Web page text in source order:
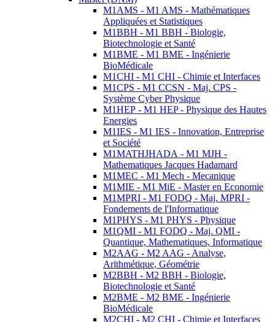
M1AMS - M1 AMS - Mathématiques
Appliquées et Statistiques
M1BBH - M1 BBH - Biologie,
Biotechnologie et Santé
M1BME - M1 BME - Ingénierie
BioMédicale
M1CHI - M1 CHI - Chimie et Interfaces
M1CPS - M1 CCSN - Maj. CPS -
Système Cyber Physique
M1HEP - M1 HEP - Physique des Hautes
Energies
M1IES - M1 IES - Innovation, Entreprise
et Société
M1MATHJHADA - M1 MJH -
Mathematiques Jacques Hadamard
M1MEC - M1 Mech - Mecanique
M1MIE - M1 MiE - Master en Economie
M1MPRI - M1 FODQ - Maj. MPRI -
Fondements de l'Informatique
M1PHYS - M1 PHYS - Physique
M1QMI - M1 FODQ - Maj. QMI -
Quantique, Mathematiques, Informatique
M2AAG - M2 AAG - Analyse,
Arithmétique, Géométrie
M2BBH - M2 BBH - Biologie,
Biotechnologie et Santé
M2BME - M2 BME - Ingénierie
BioMédicale
M2CHI - M2 CHI - Chimie et Interfaces